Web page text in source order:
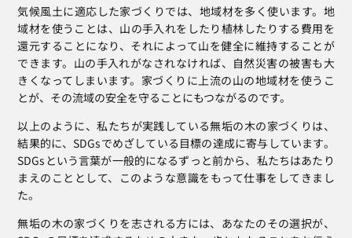
気候風土に適応した家づくりでは、地域材を多く使います。地
域材を使うことは、山の手入れをしたり植林したりする費用を
還元することになり、それによって山を健全に維持することが
できます。山の手入れがなされなければ、自然災害の被害も大
きくなってしまいます。家づくりに上流の山の地域材を使うこ
とが、その流域の安全を守ることにもつながるのです。
以上のように、私たちが実践している無垢の木の家づくりは、
結果的に、SDGsでめざしている目標の達成に寄与しています。
SDGsという言葉が一般的になるずっと前から、私たちはあたり
まえのこととして、このような意識をもって仕事をしてきまし
た。
無垢の木の家づくりを志される方には、あなたのその選択が、